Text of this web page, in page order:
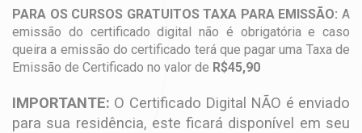
PARA OS CURSOS GRATUITOS TAXA PARA EMISSÃO: A
emissão do certificado digital não é obrigatória e caso
queira a emissão do certificado terá que pagar uma Taxa de
Emissão de Certificado no valor de R$45,90
IMPORTANTE: O Certificado Digital NÃO é enviado
para sua residência, este ficará disponível em seu